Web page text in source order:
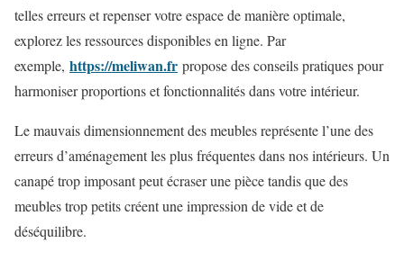
telles erreurs et repenser votre espace de manière optimale,
explorez les ressources disponibles en ligne. Par
exemple, https://meliwan.fr propose des conseils pratiques pour
harmoniser proportions et fonctionnalités dans votre intérieur.
Le mauvais dimensionnement des meubles représente l’une des
erreurs d’aménagement les plus fréquentes dans nos intérieurs. Un
canapé trop imposant peut écraser une pièce tandis que des
meubles trop petits créent une impression de vide et de
déséquilibre.